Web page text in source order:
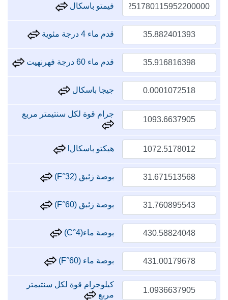
فيمتو باسكال
قدم ماء 4 درجة مئوية
قدم ماء 60 درجة فهرنهيت
جيجا باسكال
جرام قوة لكل سنتيمتر مربع
هيكتو باسكالl
بوصة زئبق (32°F)
بوصة زئبق (60°F)
بوصة ماء(4°C)
بوصة ماء (60°F)
كيلوجرام قوة لكل سنتيمتر
مربع